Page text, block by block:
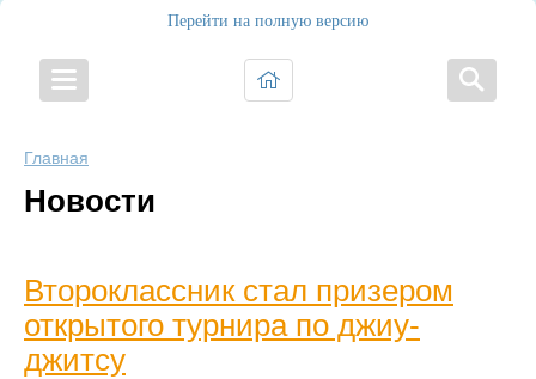
Перейти на полную версию
Главная
Новости
Второклассник стал призером
открытого турнира по джиу-
джитсу